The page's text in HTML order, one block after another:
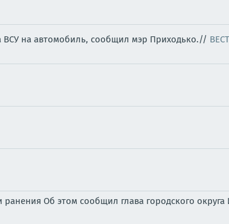
ВСУ на автомобиль, сообщил мэр Приходько.//
Об этом сообщил глава городского